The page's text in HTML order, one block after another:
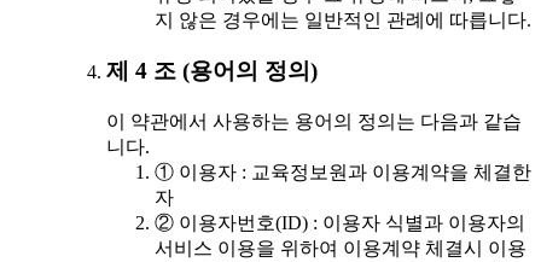
지 않은 경우에는 일반적인 관례에 따릅니다.
제 4 조 (용어의 정의)
이 약관에서 사용하는 용어의 정의는 다음과 같습
니다.
① 이용자 : 교육정보원과 이용계약을 체결한
자
② 이용자번호(ID) : 이용자 식별과 이용자의
서비스 이용을 위하여 이용계약 체결시 이용